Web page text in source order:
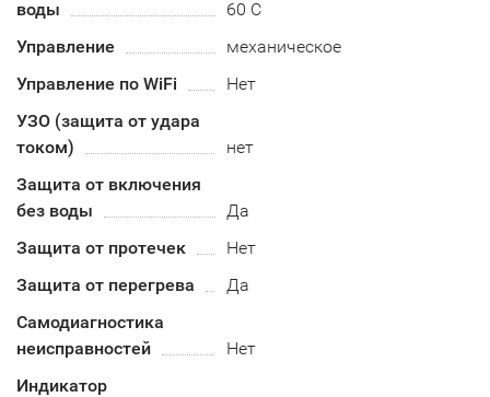
воды
60 С
Управление
механическое
Управление по WiFi
Нет
УЗО (защита от удара
током)
нет
Защита от включения
без воды
Да
Защита от протечек
Нет
Защита от перегрева
Да
Самодиагностика
неисправностей
Нет
Индикатор